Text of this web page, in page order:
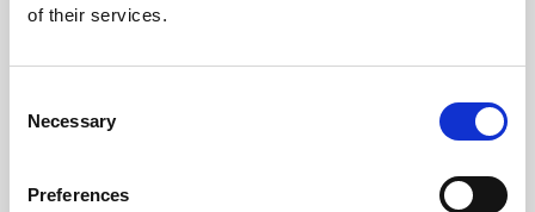
of their services.
Selection
Necessary
Preferences